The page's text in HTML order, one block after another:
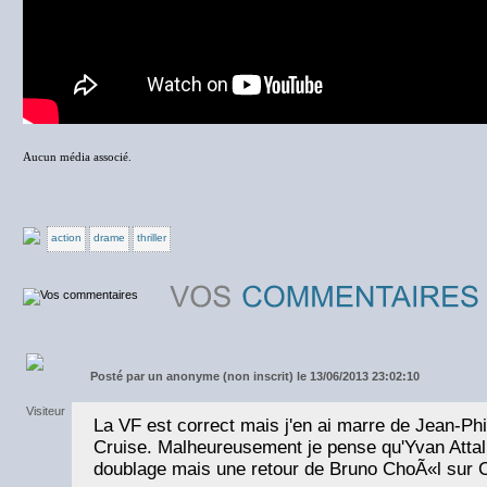
Aucun média associé.
action drame thriller
Posté par un anonyme (non inscrit) le 13/06/2013 23:02:10
La VF est correct mais j'en ai marre de Jean-
Cruise. Malheureusement je pense qu'Yvan
doublage mais une retour de Bruno ChoÃ«l sur